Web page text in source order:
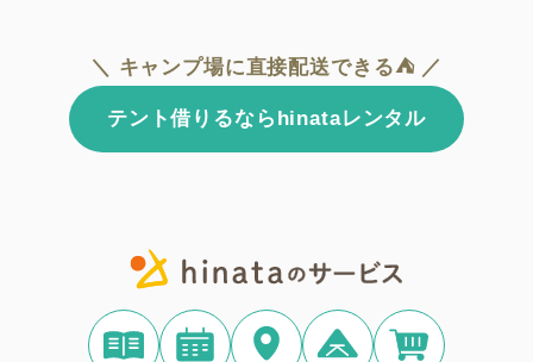
＼ キャンプ場に直接配送できる⛺ ／
テント借りるならhinataレンタル